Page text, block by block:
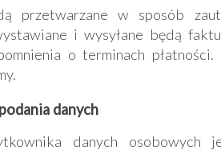
przetwarzane w sposób
i wysyłane będą
o terminach płatności.
danych
danych osobowych